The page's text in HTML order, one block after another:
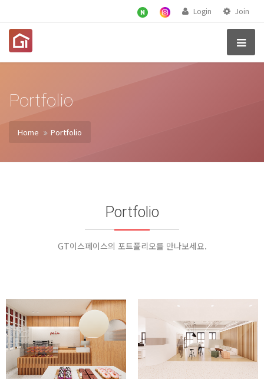
Login Join
Portfolio
Home Portfolio
Portfolio
GT이스페이스의 포트폴리오를 만나보세요.